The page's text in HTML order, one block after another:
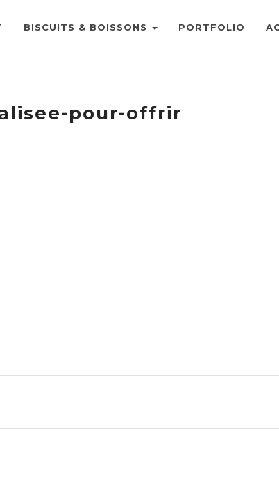
BISCUITS & BOISSONS PORTFOLIO
pour-offrir